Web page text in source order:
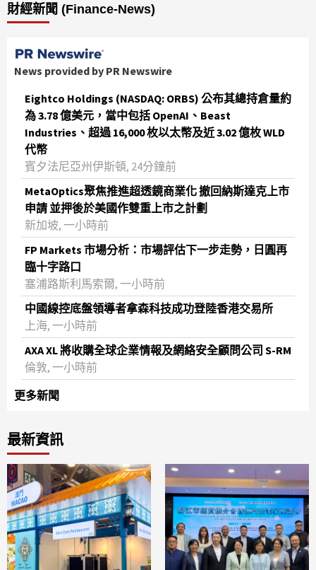
財經新聞 (Finance-News)
News provided by PR Newswire
Eightco Holdings (NASDAQ: ORBS) 公布其總持倉量約
為 3.78 億美元，當中包括 OpenAI、Beast
Industries、超過 16,000 枚以太幣及近 3.02 億枚 WLD
代幣
賓夕法尼亞州伊斯頓, 24分鐘前
MetaOptics聚焦推進超透鏡商業化 撤回納斯達克上市
申請 並押後於美國作雙重上市之計劃
新加坡, 一小時前
FP Markets 市場分析：市場評估下一步走勢，日圓再
臨十字路口
塞浦路斯利馬索爾, 一小時前
中國線控底盤領導者拿森科技成功登陸香港交易所
上海, 一小時前
AXA XL 將收購全球企業情報及網絡安全顧問公司 S-RM
倫敦, 一小時前
更多新聞
最新資訊